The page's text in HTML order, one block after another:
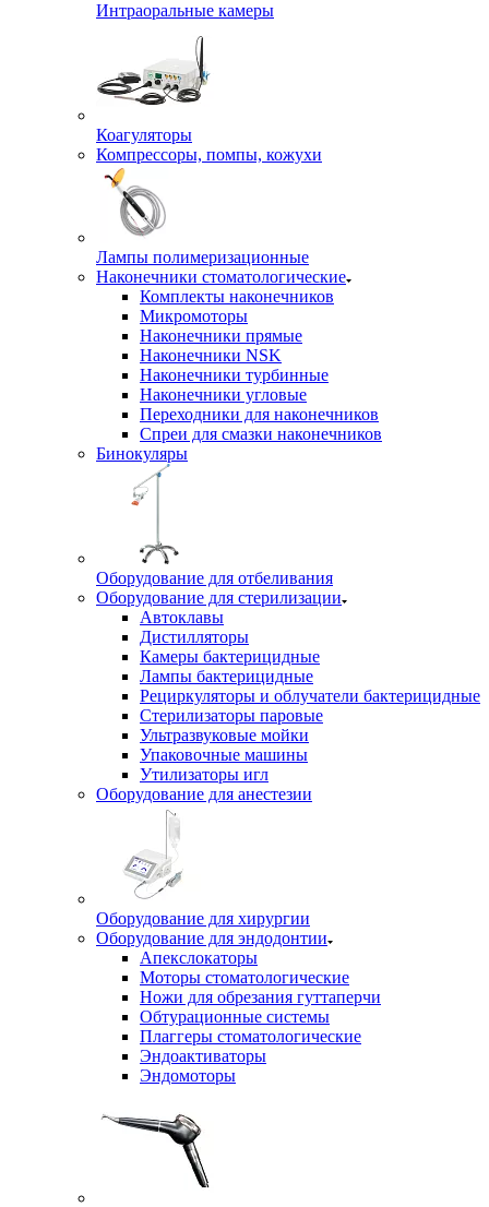
Интраоральные камеры
Коагуляторы
Компрессоры, помпы, кожухи
Лампы полимеризационные
Наконечники стоматологические
Комплекты наконечников
Микромоторы
Наконечники прямые
Наконечники NSK
Наконечники турбинные
Наконечники угловые
Переходники для наконечников
Спреи для смазки наконечников
Бинокуляры
Оборудование для отбеливания
Оборудование для стерилизации
Автоклавы
Дистилляторы
Камеры бактерицидные
Лампы бактерицидные
Рециркуляторы и облучатели бактерицидные
Стерилизаторы паровые
Ультразвуковые мойки
Упаковочные машины
Утилизаторы игл
Оборудование для анестезии
Оборудование для хирургии
Оборудование для эндодонтии
Апекслокаторы
Моторы стоматологические
Ножи для обрезания гуттаперчи
Обтурационные системы
Плаггеры стоматологические
Эндоактиваторы
Эндомоторы